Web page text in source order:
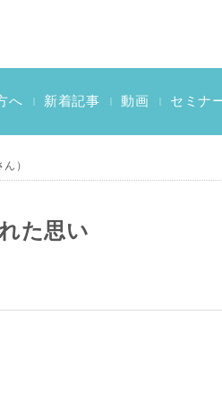
へ | 新着記事 | 動画 | セミナ
）
た思い